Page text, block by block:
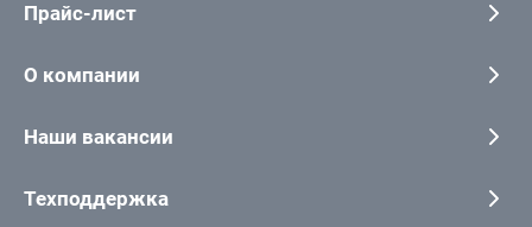
Прайс-лист
О компании
Наши вакансии
Техподдержка